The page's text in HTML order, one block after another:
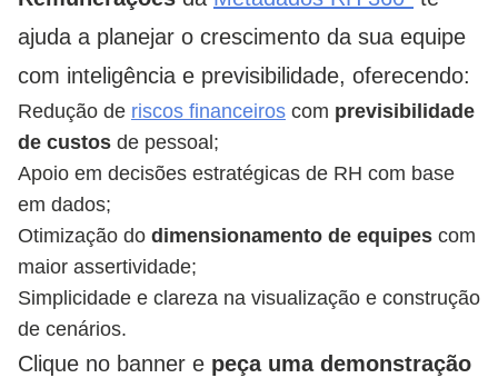
ajuda a planejar o crescimento da sua equipe
com inteligência e previsibilidade, oferecendo:
Redução de riscos financeiros com previsibilidade
de custos de pessoal;
Apoio em decisões estratégicas de RH com base
em dados;
Otimização do dimensionamento de equipes com
maior assertividade;
Simplicidade e clareza na visualização e construção
de cenários.
Clique no banner e peça uma demonstração